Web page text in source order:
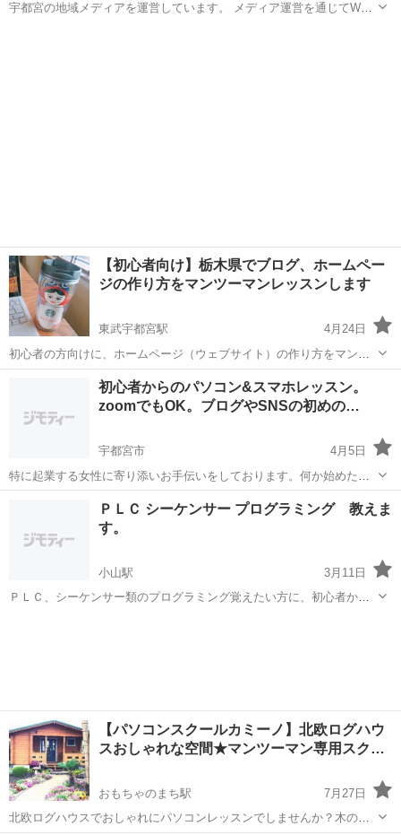
宇都宮の地域メディアを運営しています。 メディア運営を通じてWeb
【初心者向け】栃木県でブログ、ホームペー
ジの作り方をマンツーマンレッスンします
東武宇都宮駅
4月24日
初心者の方向けに、ホームページ（ウェブサイト）の作り方をマンツ
ーマンで教えます。 ■こんな人向けの講座です 【事業者の方】 ・独学
でお店のホームページ（ウェブサイト）をつくったけど、途中で挫折
宇都宮市 東武宇都宮駅
初心者からのパソコン&スマホレッスン。
zoomでもOK。ブログやSNSの初めの…
宇都宮市
4月5日
特に起業する女性に寄り添いお手伝いをしております。何か始めたい
と思っている方にブログやSNSの使い方レッスンをしています。サロ
ンやお教室を始めたいが宣伝の仕方がわからない方が多く通っていた
だいております。 アメブロカスタマ...
SNS
ＰＬＣ シーケンサー プログラミング 教えま
す。
小山駅
3月11日
ＰＬＣ、シーケンサー類のプログラミング覚えたい方に、初心者から
【パソコンスクールカミーノ】北欧ログハウ
スおしゃれな空間★マンツーマン専用スク…
おもちゃのまち駅
7月27日
北欧ログハウスでおしゃれにパソコンレッスンでしませんか？木のぬ